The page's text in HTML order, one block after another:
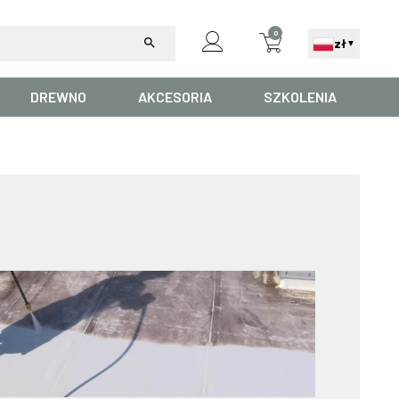
search
0
zł▼
DREWNO AKCESORIA SZKOLENIA